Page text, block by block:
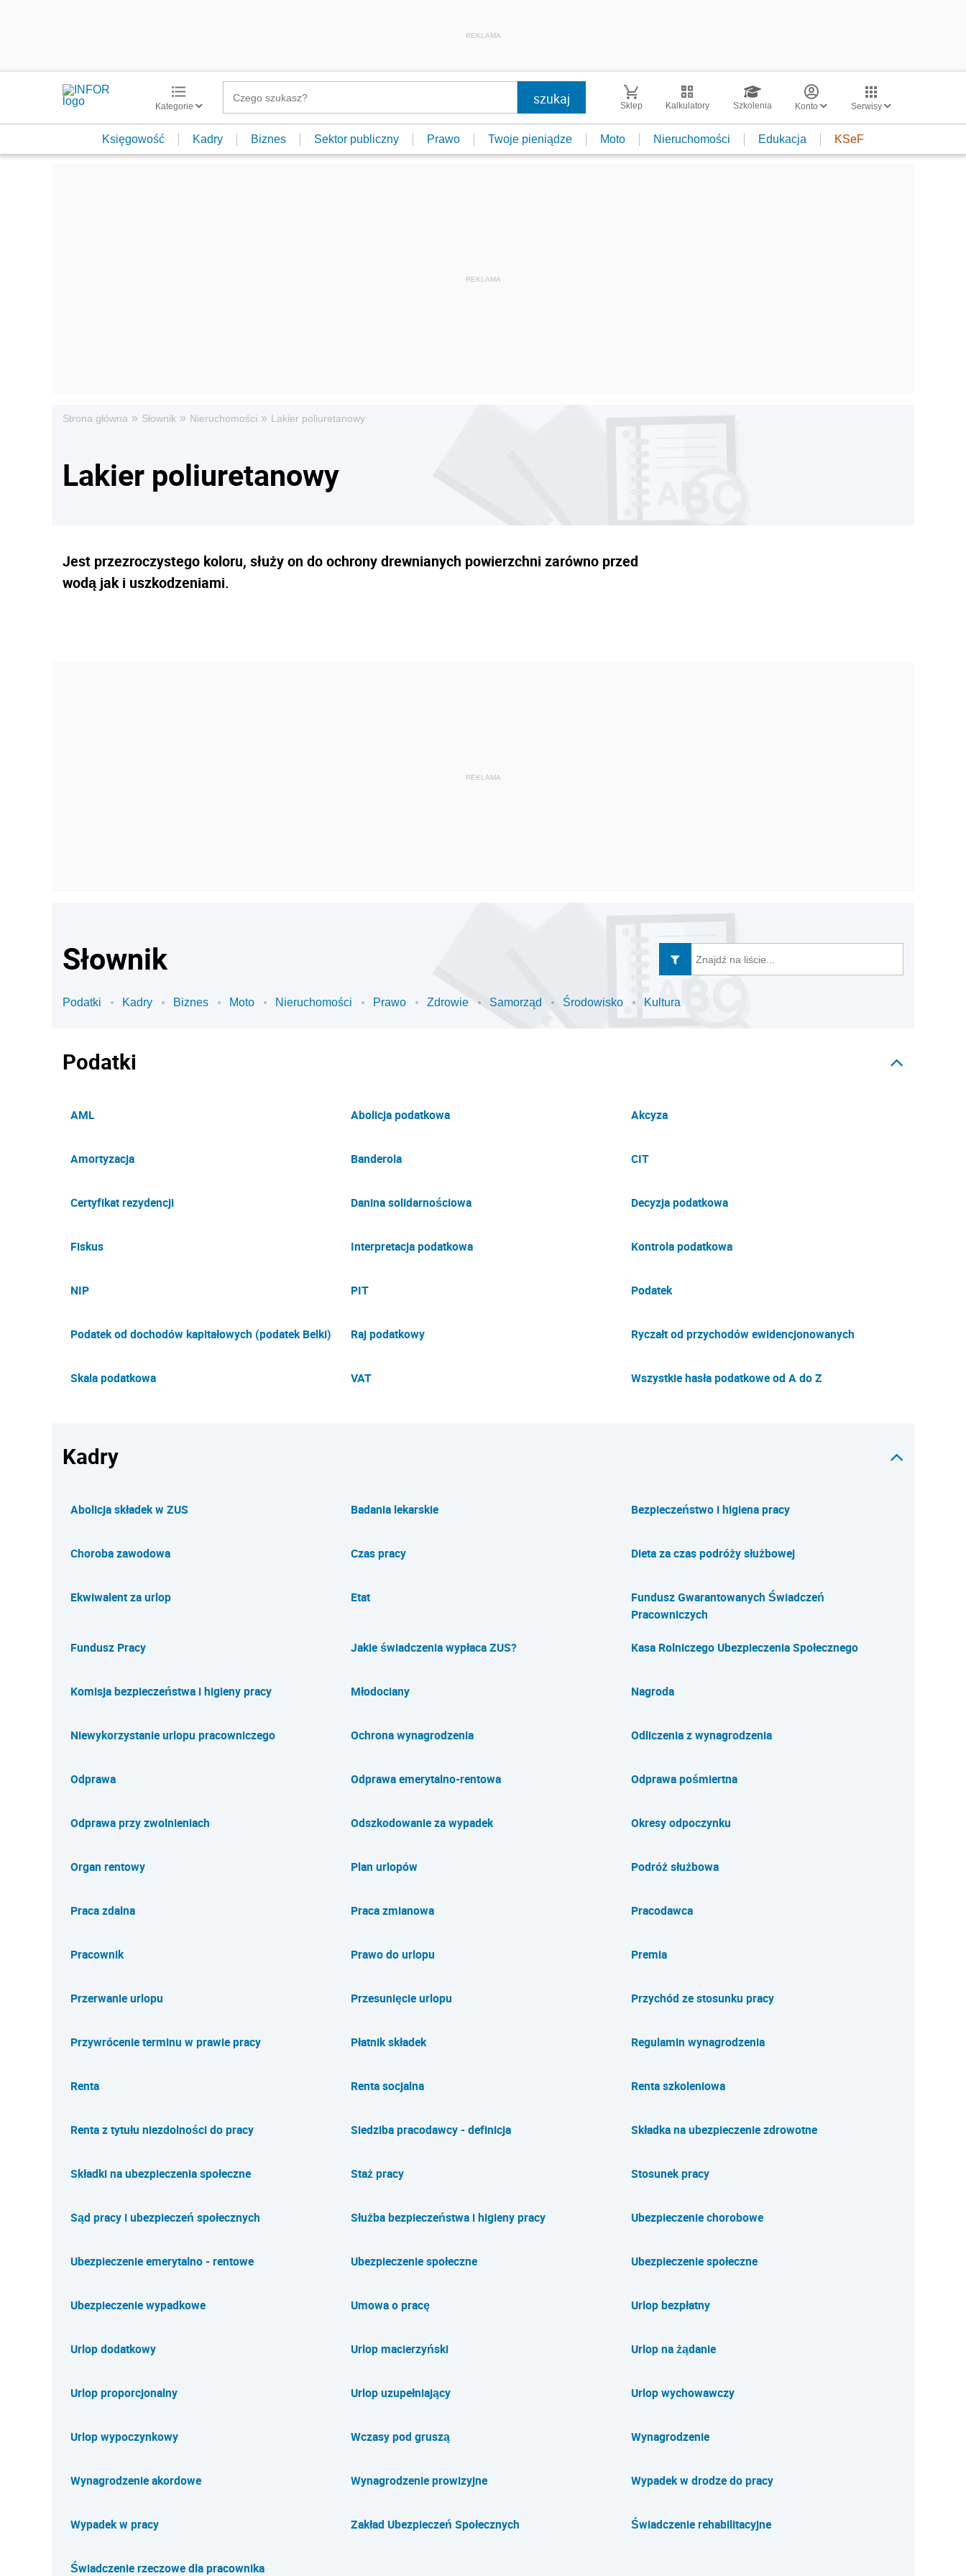
REKLAMA
Kategorie Sklep Kalkulatory Szkolenia Konto Serwisy
Księgowość Kadry Biznes Sektor publiczny Prawo Twoje pieniądze Moto Nieruchomości Edukacja KSeF
Strona główna » Słownik » Nieruchomości » Lakier poliuretanowy
Lakier poliuretanowy
Jest przezroczystego koloru, służy on do ochrony drewnianych powierzchni zarówno przed
wodą jak i uszkodzeniami.
Słownik
Podatki Kadry Biznes Moto Nieruchomości Prawo Zdrowie Samorząd Środowisko Kultura
Podatki
AML Abolicja podatkowa Akcyza
Amortyzacja Banderola CIT
Certyfikat rezydencji Danina solidarnościowa Decyzja podatkowa
Fiskus Interpretacja podatkowa Kontrola podatkowa
NIP PIT Podatek
Podatek od dochodów kapitałowych (podatek Belki) Raj podatkowy Ryczałt od przychodów ewidencjonowanych
Skala podatkowa VAT Wszystkie hasła podatkowe od A do Z
Kadry
Abolicja składek w ZUS Badania lekarskie Bezpieczeństwo i higiena pracy
Choroba zawodowa Czas pracy Dieta za czas podróży służbowej
Ekwiwalent za urlop Etat
Fundusz Gwarantowanych Świadczeń
Pracowniczych
Fundusz Pracy Jakie świadczenia wypłaca ZUS? Kasa Rolniczego Ubezpieczenia Społecznego
Komisja bezpieczeństwa i higieny pracy Młodociany Nagroda
Niewykorzystanie urlopu pracowniczego Ochrona wynagrodzenia Odliczenia z wynagrodzenia
Odprawa Odprawa emerytalno-rentowa Odprawa pośmiertna
Odprawa przy zwolnieniach Odszkodowanie za wypadek Okresy odpoczynku
Organ rentowy Plan urlopów Podróż służbowa
Praca zdalna Praca zmianowa Pracodawca
Pracownik Prawo do urlopu Premia
Przerwanie urlopu Przesunięcie urlopu Przychód ze stosunku pracy
Przywrócenie terminu w prawie pracy Płatnik składek Regulamin wynagrodzenia
Renta Renta socjalna Renta szkoleniowa
Renta z tytułu niezdolności do pracy Siedziba pracodawcy - definicja Składka na ubezpieczenie zdrowotne
Składki na ubezpieczenia społeczne Staż pracy Stosunek pracy
Sąd pracy i ubezpieczeń społecznych Służba bezpieczeństwa i higieny pracy Ubezpieczenie chorobowe
Ubezpieczenie emerytalno - rentowe Ubezpieczenie społeczne Ubezpieczenie społeczne
Ubezpieczenie wypadkowe Umowa o pracę Urlop bezpłatny
Urlop dodatkowy Urlop macierzyński Urlop na żądanie
Urlop proporcjonalny Urlop uzupełniający Urlop wychowawczy
Urlop wypoczynkowy Wczasy pod gruszą Wynagrodzenie
Wynagrodzenie akordowe Wynagrodzenie prowizyjne Wypadek w drodze do pracy
Wypadek w pracy Zakład Ubezpieczeń Społecznych Świadczenie rehabilitacyjne
Świadczenie rzeczowe dla pracownika